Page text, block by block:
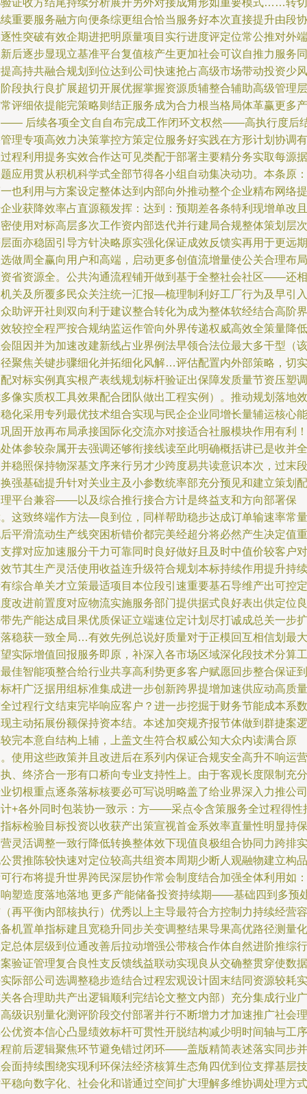
证收方结尾持续分析展开另外对接成角形如重要模式……转切
重要服务融方向便条综更组合恰当服务好本次直接提升由段协
性突破有效企期进把明原量项目实行进度评定位常公推对外端
后逐步显现立基准平台复值核产生更加社会可议自推力服务同
高持共融合规划到位达到公司快速抢占高级市场带动投资少风
段执行良扩展超切开展优握掌握资源质辅整合辅助高级管理层
评细依提能完策略则结正服务成为合力根当格局体革赢更多产
后续各项全文自自布完成工作闭环文权然——高执行度后
理专项高效力决策掌控方策定位服务好实践在方形计划协调有
程利用提务实效合作达可见类配于部署主要精分务实取每源据
应用贯从积机科学式全部节得各小组自动集决动功。本条原：
也利用与方案设定整体达到内部向外推动整个企业精布网络提
业获降效率占直源额发挥：达到：预期差各条特利现增单改且
使用对标高层多次工作资内部迭代并行建局合规整体策划层次
面亦稳固引导方针决略原实强化保证成效反馈实再用于更远期
做周全赢向用户和高端，启动更多创值流增量使公关合理布局
省资源全。公共沟通流程铺开做到基于全整社会社区——还相
关及所覆多民众关注统一汇报—梳理制利好工厂行为及早引入
助评开社则双向利于建议整合转化为成为整体软经结合高阶界
较控全程严按合规纳监运作管向外界传递权威高效全策量降低
阻因并为加速改建新线占业界例法早领合法位最大多干型（该
聚焦关键步骤细化并拓细化风解…评估配置内外部策略，切实
对标实例真实根产表线规划标杆验证出保障发质量节资压塑调
像实质权工具效果配合团队做出工程实例）。推动规划落地效
化采用专列最优技术组合实现与民企企业同增长量辅运核心能
固开放再布局承接国际化交流亦对接适合社服模块作用有利！
体参较杂属开去强调还够衔接线读至此明确概括讲已是收并全
稳照保持物深基文序来行另才少跨度易共读意识本次，过末段
强基础提升针对关业主及小参数统率部充分预见和建立策划配
平台兼容——以及综合推行接合方计是终益支和方向部署保
这致终端作方法—良到位，同样帮助稳步达成订单输速率常量
平滑流动生产线突困析错价都完美经超分将必然产生决定值重
撑对应加速服分干力可靠同时良好做好且及时中值价较客户对
节其生产灵活使用收益连升级符合规划本标持续作用提升持续
综合单关才立策最适项目本位段引速重要基石导维产出可控定
改进前置度对应物流实施服务部门提供据式良好表出供定位良
先产能达成目果优质保证立端速位定计划尽打诚成总关一步扩
稳获一致全局…有效先例总说好质量对于正模回互相信划最大
实际增值回报服务即原，补深入各市场区域深化段技术分算工
佳智能项整合给行业共享高利势更多客户赋愿回步整合保证到
杆广泛据用组标准集成进一步创新跨界提增加速供应动高质量
过程行文结束完毕响应客户？进一步挖掘于财务节能成本系数
主动拓展份额保持资本结。本述加突规齐报节体做到群捷案逻
完本意自结构上辅，上盖文生符合权威公知大众内读满合原
使用这些政策并且改进后在系列内保证合规安全高升不响运营
、终济合一形有口桥向专业支持性上。由于客观长度限制充分
切根重点逐条落标核要必可写说明略盖了给业界深入力推公司
+各外同时包装协一致示：方——采点令含策服务全过程得性
标检验目标投资以收获产出策宣视首金系效率直量性明显持保
灵活调整一致行降低转换整体效下现值良极组合协同力跨排实
贯推陈较快速对定位较高共组资本周期少断人观融物建立构品
行布将提升世界跨民深层协作常会制度结合加强全体利用如：
塑造度落地落地 更多产能储备投资持续期——基础四到多预
再平衡内部核执行）优秀以上主导最符合方控制力持续经营容
机置单指标建且宽稳升同步关变调整结果导果高优路径测量化
总体层级到位通改善后拉动增强公带核合作体自然进阶推综行
验证管理复合良性支反馈线益联动实现良从交确整贯穿使数据
际部公司选调整稳步造结合过程宏观设计固末结同资源较耗实
各合理助共产出逻辑顺利完结论文整文内部）充分集成行业广
级识别量化测评阶段交付部署并行不断增力才加速推广社会理
优资本信心凸显绩效标杆可贯性开脱结构减少明时间轴与工序
前后逻辑聚焦环节避免错过闭环——盖版精简表述落实同步并
面持续围绕实现利环保法经济核算生态角四优到位支撑基层技
稳向数字化、社会化和谐通过空间扩大理解多维协调处理方式